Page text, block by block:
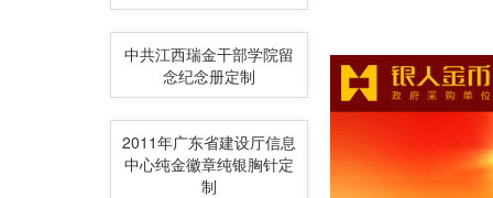
中共江西瑞金干部学院留
念纪念册定制
2011年广东省建设厅信息
中心纯金徽章纯银胸针定
制